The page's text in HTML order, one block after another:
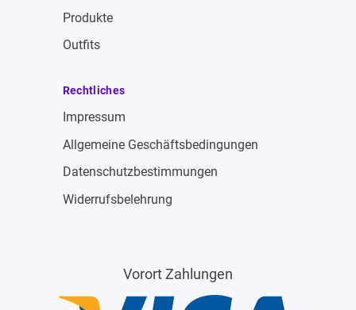
Produkte
Outfits
Rechtliches
Impressum
Allgemeine Geschäftsbedingungen
Datenschutzbestimmungen
Widerrufsbelehrung
Vorort Zahlungen